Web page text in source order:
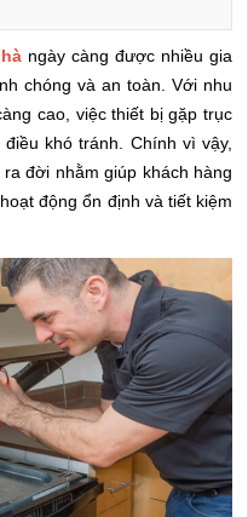
ngày càng được nhiều gia
chóng và an toàn. Với nhu
cao, việc thiết bị gặp trục
khó tránh. Chính vì vậy,
đời nhằm giúp khách hàng
động ổn định và tiết kiệm